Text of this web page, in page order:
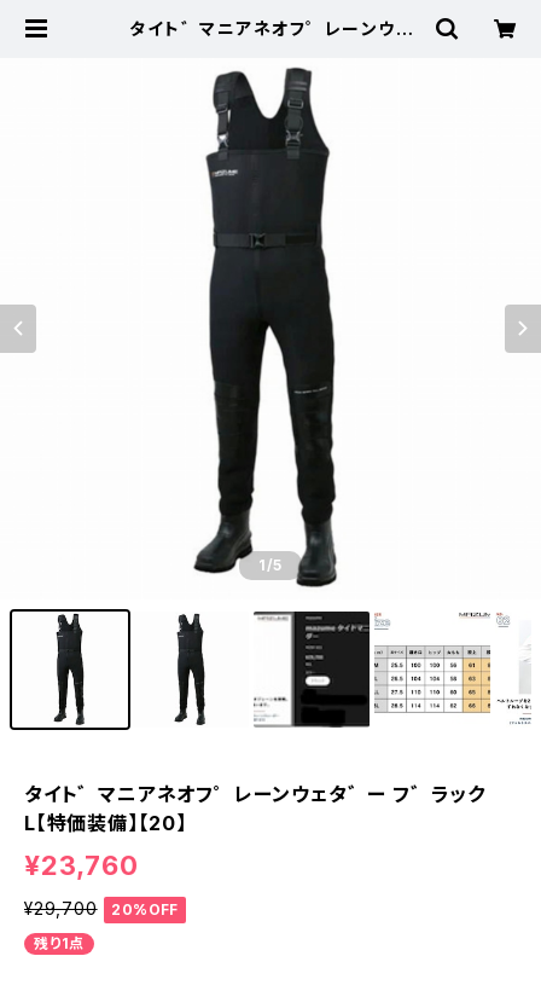
タイト゛マニアネオフ゜レーンウェ
| 東海つり具 公式オンラインストア
1/5
タイト゛マニアネオフ゜レーンウェタ゛ー フ゛ラック
L【特価装備】【20】
¥23,760
¥29,700
20%OFF
残り1点